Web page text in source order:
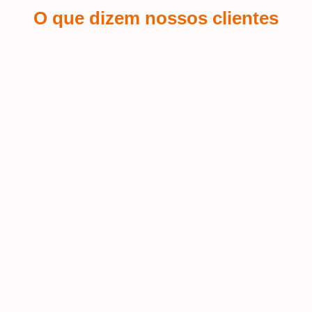
O que dizem nossos clientes